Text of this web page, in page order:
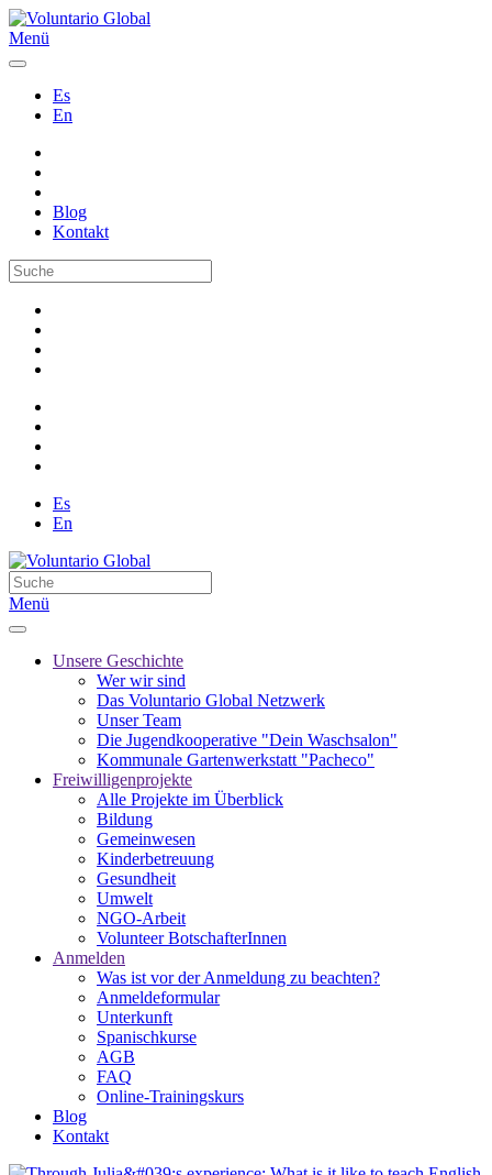
Menü
Es
En
Blog
Kontakt
Es
En
Menü
Unsere Geschichte
Wer wir sind
Das Voluntario Global Netzwerk
Unser Team
Die Jugendkooperative "Dein Waschsalon"
Kommunale Gartenwerkstatt "Pacheco"
Freiwilligenprojekte
Alle Projekte im Überblick
Bildung
Gemeinwesen
Kinderbetreuung
Gesundheit
Umwelt
NGO-Arbeit
Volunteer BotschafterInnen
Anmelden
Was ist vor der Anmeldung zu beachten?
Anmeldeformular
Unterkunft
Spanischkurse
AGB
FAQ
Online-Trainingskurs
Blog
Kontakt